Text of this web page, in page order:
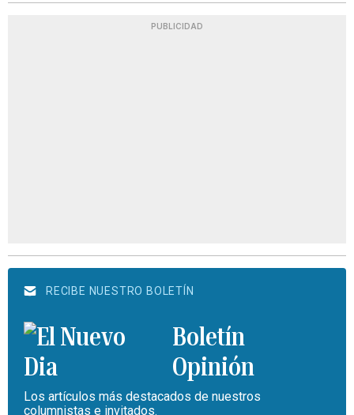
PUBLICIDAD
RECIBE NUESTRO BOLETÍN
Boletín
Opinión
Los artículos más destacados de nuestros
columnistas e invitados.